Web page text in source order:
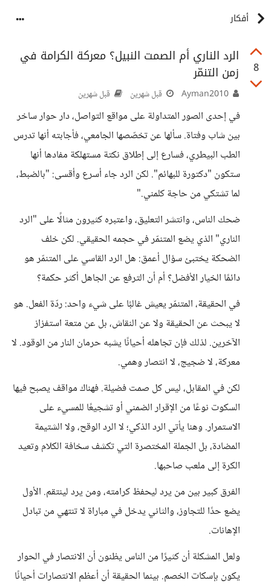
أفكار
8
الرد الناري أم الصمت النبيل؟ معركة الكرامة في
زمن التنمّر
قبل شهرين قبل شهرين
في إحدى الصور المتداولة على مواقع التواصل، دار حوار ساخر
بين شاب وفتاة. سألها عن تخصّصها الجامعي، فأجابته أنها تدرس
الطب البيطري، فسارع إلى إطلاق نكتة مستهلكة مفادها أنها
ستكون "دكتورة للبهائم". لكن الرد جاء أسرع وأقسى: "بالضبط،
لما تشتكي من حاجة كلمني."
ضحك الناس، وانتشر التعليق، واعتبره كثيرون مثالًا على "الرد
الناري" الذي يضع المتنمّر في حجمه الحقيقي. لكن خلف
الضحكة يختبئ سؤال أعمق: هل الرد القاسي على المتنمّر هو
دائمًا الخيار الأفضل؟ أم أن الترفع عن الجاهل أكثر حكمة؟
في الحقيقة، المتنمّر يعيش غالبًا على شيء واحد: ردّة الفعل. هو
لا يبحث عن الحقيقة ولا عن النقاش، بل عن متعة استفزاز
الآخرين. لذلك فإن تجاهله أحيانًا يشبه حرمان النار من الوقود. لا
معركة، لا ضجيج، لا انتصار وهمي.
لكن في المقابل، ليس كل صمت فضيلة. فهناك مواقف يصبح فيها
السكوت نوعًا من الإقرار الضمني أو تشجيعًا للمسيء على
الاستمرار. وهنا يأتي الرد الذكي؛ لا الرد الوقح، ولا الشتيمة
المضادة، بل الجملة المختصرة التي تكشف سخافة الكلام وتعيد
الكرة إلى ملعب صاحبها.
الفرق كبير بين من يرد ليحفظ كرامته، ومن يرد لينتقم. الأول
يضع حدًا للتجاوز، والثاني يدخل في مباراة لا تنتهي من تبادل
الإهانات.
ولعل المشكلة أن كثيرًا من الناس يظنون أن الانتصار في الحوار
يكون بإسكات الخصم. بينما الحقيقة أن أعظم الانتصارات أحيانًا